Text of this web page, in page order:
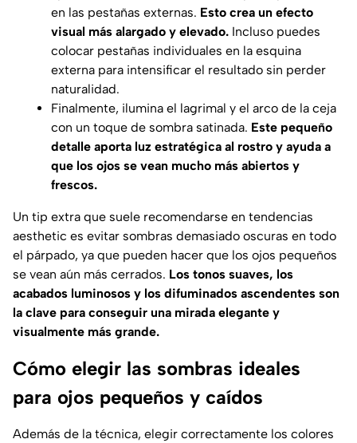
en las pestañas externas. Esto crea un efecto
visual más alargado y elevado. Incluso puedes
colocar pestañas individuales en la esquina
externa para intensificar el resultado sin perder
naturalidad.
Finalmente, ilumina el lagrimal y el arco de la ceja
con un toque de sombra satinada. Este pequeño
detalle aporta luz estratégica al rostro y ayuda a
que los ojos se vean mucho más abiertos y
frescos.
Un tip extra que suele recomendarse en tendencias
aesthetic es evitar sombras demasiado oscuras en todo
el párpado, ya que pueden hacer que los ojos pequeños
se vean aún más cerrados. Los tonos suaves, los
acabados luminosos y los difuminados ascendentes son
la clave para conseguir una mirada elegante y
visualmente más grande.
Cómo elegir las sombras ideales
para ojos pequeños y caídos
Además de la técnica, elegir correctamente los colores